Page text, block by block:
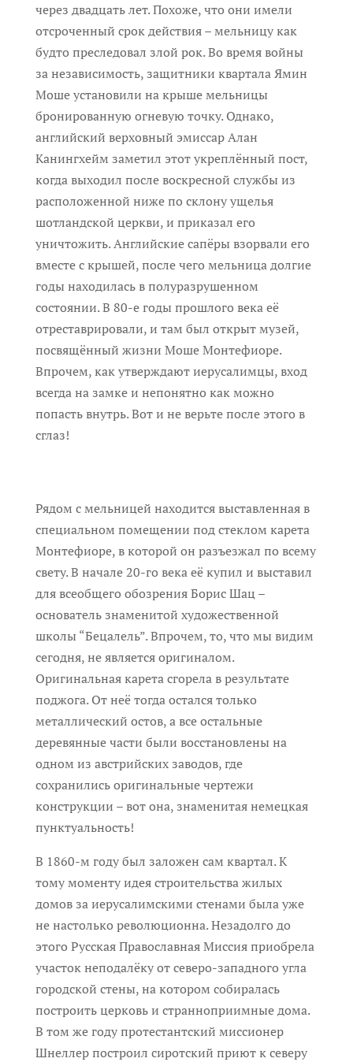
через двадцать лет. Похоже, что они имели
отсроченный срок действия – мельницу как
будто преследовал злой рок. Во время войны
за независимость, защитники квартала Ямин
Моше установили на крыше мельницы
бронированную огневую точку. Однако,
английский верховный эмиссар Алан
Канингхейм заметил этот укреплённый пост,
когда выходил после воскресной службы из
расположенной ниже по склону ущелья
шотландской церкви, и приказал его
уничтожить. Английские сапёры взорвали его
вместе с крышей, после чего мельница долгие
годы находилась в полуразрушенном
состоянии. В 80-е годы прошлого века её
отреставрировали, и там был открыт музей,
посвящённый жизни Моше Монтефиоре.
Впрочем, как утверждают иерусалимцы, вход
всегда на замке и непонятно как можно
попасть внутрь. Вот и не верьте после этого в
сглаз!
Рядом с мельницей находится выставленная в
специальном помещении под стеклом карета
Монтефиоре, в которой он разъезжал по всему
свету. В начале 20-го века её купил и выставил
для всеобщего обозрения Борис Шац –
основатель знаменитой художественной
школы “Бецалель”. Впрочем, то, что мы видим
сегодня, не является оригиналом.
Оригинальная карета сгорела в результате
поджога. От неё тогда остался только
металлический остов, а все остальные
деревянные части были восстановлены на
одном из австрийских заводов, где
сохранились оригинальные чертежи
конструкции – вот она, знаменитая немецкая
пунктуальность!
В 1860-м году был заложен сам квартал. К
тому моменту идея строительства жилых
домов за иерусалимскими стенами была уже
не настолько революционна. Незадолго до
этого Русская Православная Миссия приобрела
участок неподалёку от северо-западного угла
городской стены, на котором собиралась
построить церковь и странноприимные дома.
В том же году протестантский миссионер
Шнеллер построил сиротский приют к северу